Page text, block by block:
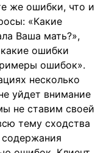
же ошибки, что и
«Какие
Ваша мать?»,
ошибки
ошибок».
несколько
уйдет внимание
не ставим своей
тему сходства